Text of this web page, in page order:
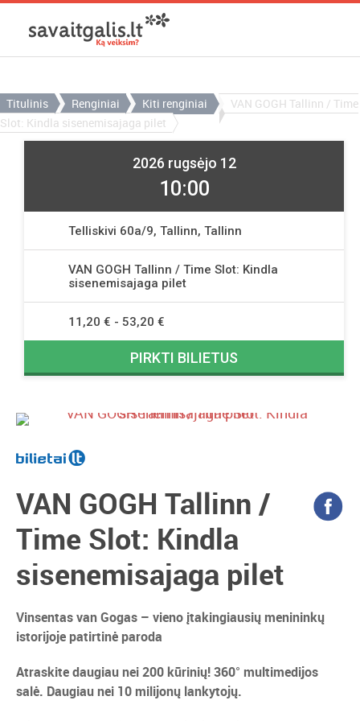
Titulinis Renginiai Kiti renginiai
VAN GOGH Tallinn / Time
Slot: Kindla sisenemisajaga pilet
VAN GOGH Tallinn /
Time Slot: Kindla
sisenemisajaga pilet
Vinsentas van Gogas – vieno įtakingiausių menininkų
istorijoje patirtinė paroda
Atraskite daugiau nei 200 kūrinių! 360° multimedijos
salė. Daugiau nei 10 milijonų lankytojų.
2026 rugsėjo 12
10:00
Telliskivi 60a/9, Tallinn, Tallinn
VAN GOGH Tallinn / Time Slot: Kindla
sisenemisajaga pilet
11,20 € - 53,20 €
PIRKTI BILIETUS